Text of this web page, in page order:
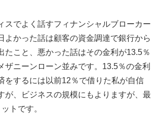
スでよく話すフィナンシャルブローカー
よかった話は顧客の資金調達で銀行から
たこと、悪かった話はその金利が13.5％
ザニーンローン並みです。13.5％の金利
をするには以前12％で借りた私が自信
が、ビジネスの規模にもよりますが、最
トです。